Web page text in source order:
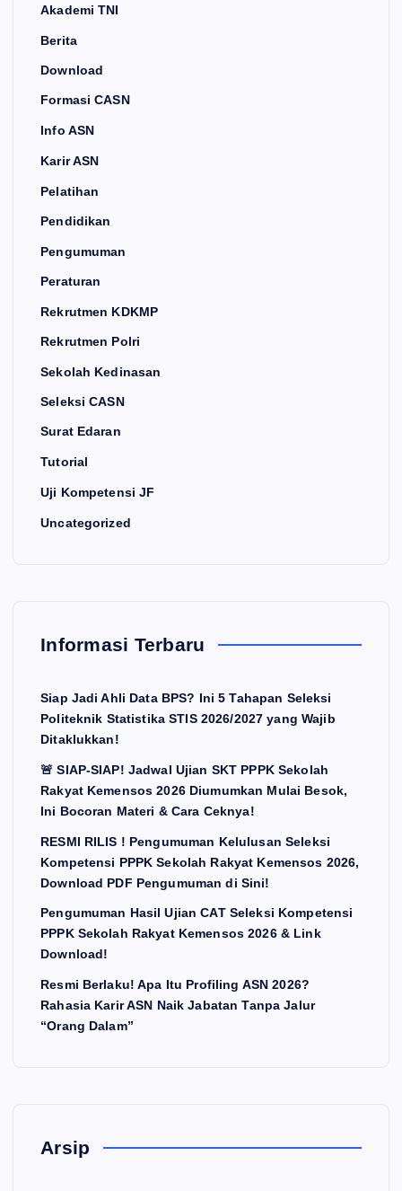
Akademi TNI
Berita
Download
Formasi CASN
Info ASN
Karir ASN
Pelatihan
Pendidikan
Pengumuman
Peraturan
Rekrutmen KDKMP
Rekrutmen Polri
Sekolah Kedinasan
Seleksi CASN
Surat Edaran
Tutorial
Uji Kompetensi JF
Uncategorized
Informasi Terbaru
Siap Jadi Ahli Data BPS? Ini 5 Tahapan Seleksi
Politeknik Statistika STIS 2026/2027 yang Wajib
Ditaklukkan!
🚨 SIAP-SIAP! Jadwal Ujian SKT PPPK Sekolah
Rakyat Kemensos 2026 Diumumkan Mulai Besok,
Ini Bocoran Materi & Cara Ceknya!
RESMI RILIS ! Pengumuman Kelulusan Seleksi
Kompetensi PPPK Sekolah Rakyat Kemensos 2026,
Download PDF Pengumuman di Sini!
Pengumuman Hasil Ujian CAT Seleksi Kompetensi
PPPK Sekolah Rakyat Kemensos 2026 & Link
Download!
Resmi Berlaku! Apa Itu Profiling ASN 2026?
Rahasia Karir ASN Naik Jabatan Tanpa Jalur
“Orang Dalam”
Arsip